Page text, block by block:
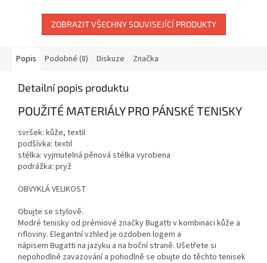
ZOBRAZIT VŠECHNY SOUVISEJÍCÍ PRODUKTY
Popis Podobné (8) Diskuze Značka
Detailní popis produktu
POUŽITÉ MATERIÁLY PRO PÁNSKÉ TENISKY
svršek: kůže, textil
podšívka: textil
stélka: vyjmutelná pěnová stélka vyrobena
podrážka: pryž
OBVYKLÁ VELIKOST
Obujte se stylově.
Modré tenisky od prémiové značky Bugatti v kombinaci kůže a
rifloviny. Elegantní vzhled je ozdoben logem a
nápisem Bugatti na jazyku a na boční straně. Ušetřete si
nepohodlné zavazování a pohodlně se obujte do těchto tenisek